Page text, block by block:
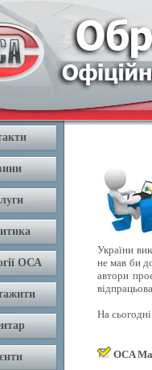
України
не мав би
автори
На
OCA